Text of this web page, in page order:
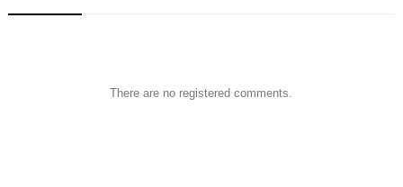
There are no registered comments.